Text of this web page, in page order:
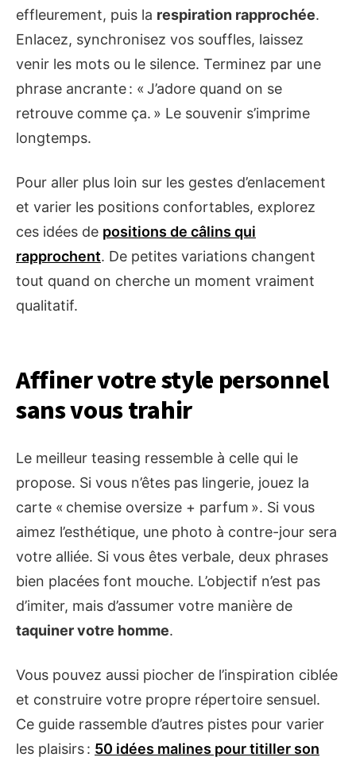
effleurement, puis la respiration rapprochée.
Enlacez, synchronisez vos souffles, laissez
venir les mots ou le silence. Terminez par une
phrase ancrante : « J’adore quand on se
retrouve comme ça. » Le souvenir s’imprime
longtemps.
Pour aller plus loin sur les gestes d’enlacement
et varier les positions confortables, explorez
ces idées de positions de câlins qui
rapprochent. De petites variations changent
tout quand on cherche un moment vraiment
qualitatif.
Affiner votre style personnel
sans vous trahir
Le meilleur teasing ressemble à celle qui le
propose. Si vous n’êtes pas lingerie, jouez la
carte « chemise oversize + parfum ». Si vous
aimez l’esthétique, une photo à contre-jour sera
votre alliée. Si vous êtes verbale, deux phrases
bien placées font mouche. L’objectif n’est pas
d’imiter, mais d’assumer votre manière de
taquiner votre homme.
Vous pouvez aussi piocher de l’inspiration ciblée
et construire votre propre répertoire sensuel.
Ce guide rassemble d’autres pistes pour varier
les plaisirs : 50 idées malines pour titiller son